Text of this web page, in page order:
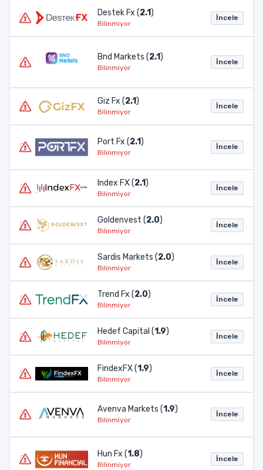
Destek Fx (2.1)
Bilinmiyor
İncele
Bnd Markets (2.1)
Bilinmiyor
İncele
Giz Fx (2.1)
Bilinmiyor
İncele
Port Fx (2.1)
Bilinmiyor
İncele
Index FX (2.1)
Bilinmiyor
İncele
Goldenvest (2.0)
Bilinmiyor
İncele
Sardis Markets (2.0)
Bilinmiyor
İncele
Trend Fx (2.0)
Bilinmiyor
İncele
Hedef Capital (1.9)
Bilinmiyor
İncele
FindexFX (1.9)
Bilinmiyor
İncele
Avenva Markets (1.9)
Bilinmiyor
İncele
Hun Fx (1.8)
Bilinmiyor
İncele